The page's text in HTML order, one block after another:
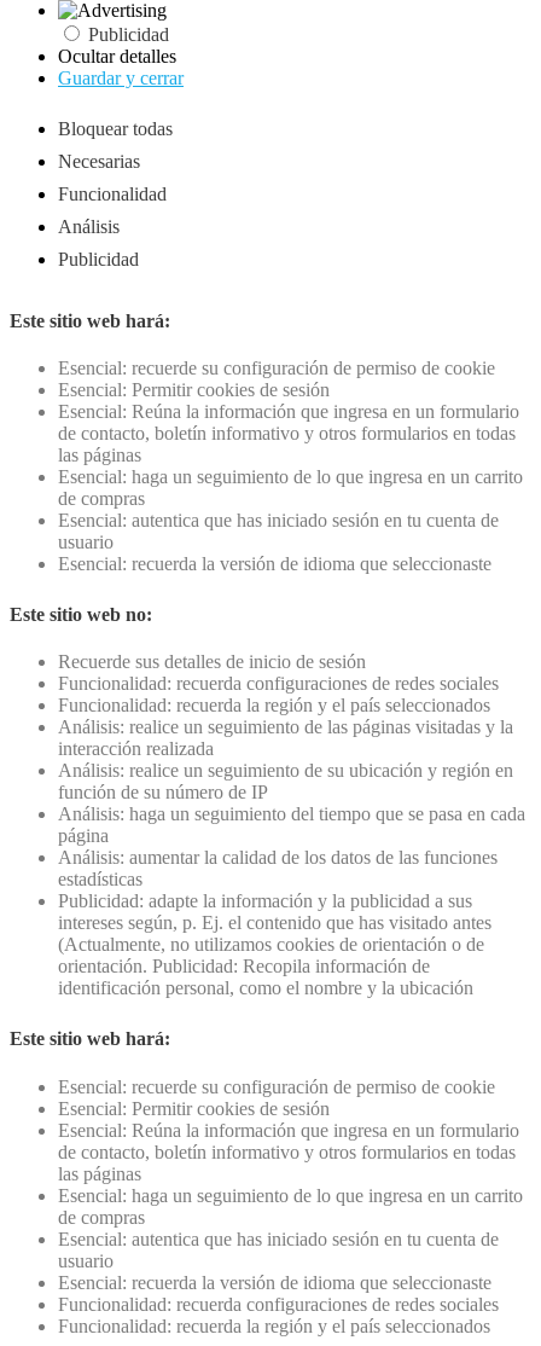
Publicidad
Ocultar detalles
Guardar y cerrar
Bloquear todas
Necesarias
Funcionalidad
Análisis
Publicidad
Este sitio web hará:
Esencial: recuerde su configuración de permiso de cookie
Esencial: Permitir cookies de sesión
Esencial: Reúna la información que ingresa en un formulario
de contacto, boletín informativo y otros formularios en todas
las páginas
Esencial: haga un seguimiento de lo que ingresa en un carrito
de compras
Esencial: autentica que has iniciado sesión en tu cuenta de
usuario
Esencial: recuerda la versión de idioma que seleccionaste
Este sitio web no:
Recuerde sus detalles de inicio de sesión
Funcionalidad: recuerda configuraciones de redes sociales
Funcionalidad: recuerda la región y el país seleccionados
Análisis: realice un seguimiento de las páginas visitadas y la
interacción realizada
Análisis: realice un seguimiento de su ubicación y región en
función de su número de IP
Análisis: haga un seguimiento del tiempo que se pasa en cada
página
Análisis: aumentar la calidad de los datos de las funciones
estadísticas
Publicidad: adapte la información y la publicidad a sus
intereses según, p. Ej. el contenido que has visitado antes
(Actualmente, no utilizamos cookies de orientación o de
orientación. Publicidad: Recopila información de
identificación personal, como el nombre y la ubicación
Este sitio web hará:
Esencial: recuerde su configuración de permiso de cookie
Esencial: Permitir cookies de sesión
Esencial: Reúna la información que ingresa en un formulario
de contacto, boletín informativo y otros formularios en todas
las páginas
Esencial: haga un seguimiento de lo que ingresa en un carrito
de compras
Esencial: autentica que has iniciado sesión en tu cuenta de
usuario
Esencial: recuerda la versión de idioma que seleccionaste
Funcionalidad: recuerda configuraciones de redes sociales
Funcionalidad: recuerda la región y el país seleccionados